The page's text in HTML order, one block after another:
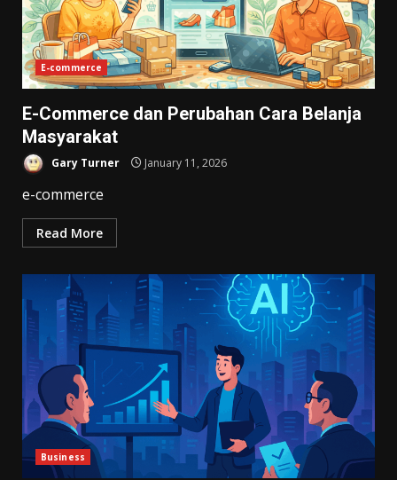
E-commerce
E-Commerce dan Perubahan Cara Belanja
Masyarakat
Gary Turner January 11, 2026
e-commerce
Read More
Business